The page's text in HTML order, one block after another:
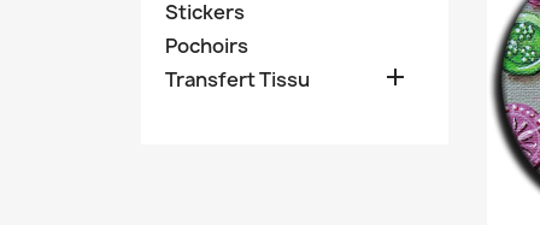
Stickers
Pochoirs
Transfert Tissu
